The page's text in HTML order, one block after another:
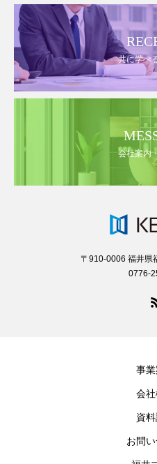
共に学べ
会社案内
〒910-0006 福井県
0776-
事
会
資
お問